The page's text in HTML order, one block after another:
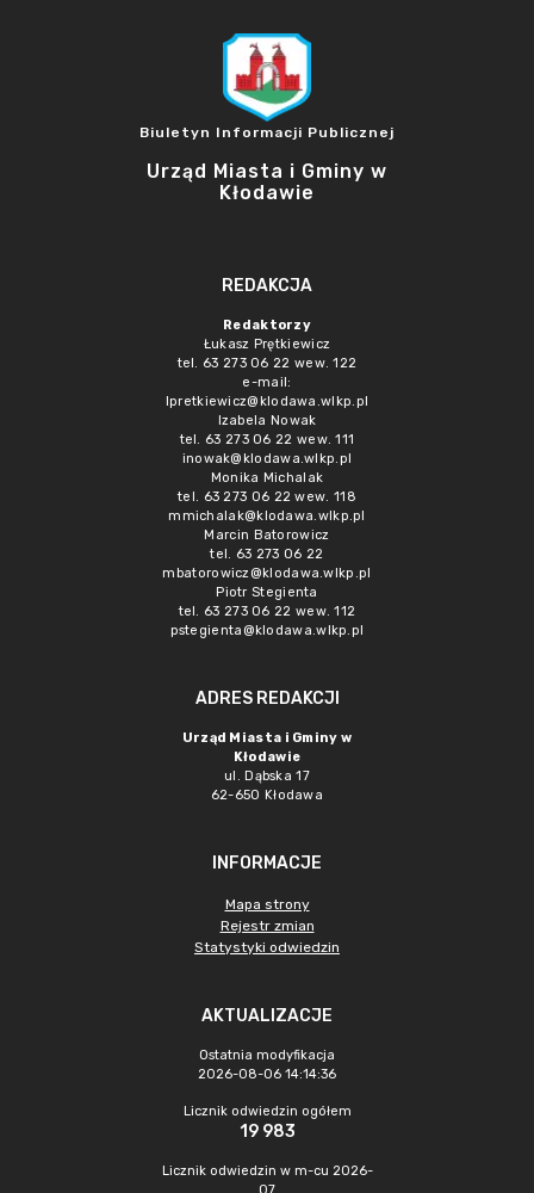
Biuletyn Informacji Publicznej
Urząd Miasta i Gminy w
Kłodawie
REDAKCJA
Redaktorzy
Łukasz Prętkiewicz
tel. 63 273 06 22 wew. 122
e-mail:
lpretkiewicz@klodawa.wlkp.pl
Izabela Nowak
tel. 63 273 06 22 wew. 111
inowak@klodawa.wlkp.pl
Monika Michalak
tel. 63 273 06 22 wew. 118
mmichalak@klodawa.wlkp.pl
Marcin Batorowicz
tel. 63 273 06 22
mbatorowicz@klodawa.wlkp.pl
Piotr Stegienta
tel. 63 273 06 22 wew. 112
pstegienta@klodawa.wlkp.pl
ADRES REDAKCJI
Urząd Miasta i Gminy w
Kłodawie
ul. Dąbska 17
62-650 Kłodawa
INFORMACJE
Mapa strony
Rejestr zmian
Statystyki odwiedzin
AKTUALIZACJE
Ostatnia modyfikacja
2026-08-06 14:14:36
Licznik odwiedzin ogółem
19 983
Licznik odwiedzin w m-cu 2026-